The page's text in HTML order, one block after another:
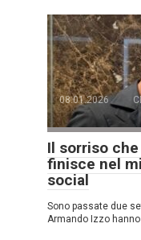
08.01.2026
Il sorriso
finisce nel
social
Sono passate due
Armando Izzo